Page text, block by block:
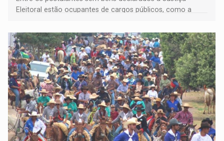
Eleitoral estão ocupantes de cargos públicos, como a
Pedro Geovar (PP) e a vice-prefeita Magna dos Anjos
(NOVO)